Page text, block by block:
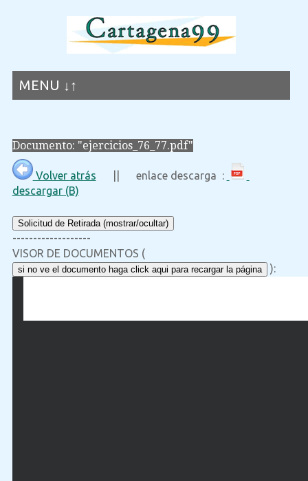
MENU ↓↑
Documento: "ejercicios_76_77.pdf"
Volver atrás || enlace descarga :
descargar (B)
Solicitud de Retirada (mostrar/ocultar)
-------------------
VISOR DE DOCUMENTOS (
si no ve el documento haga click aqui para recargar la página ):